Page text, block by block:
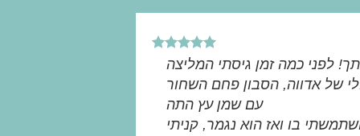
לפני כמה זמן גיסתי המליצה
של אדווה, הסבון פחם השחור
עם שמן עץ התה
בו ואז הוא נגמר, קניתי